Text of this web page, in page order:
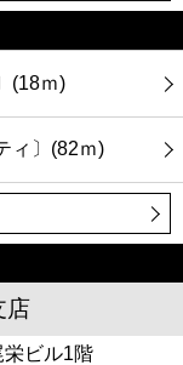
(18ｍ)
ィ〕(82ｍ)
店
栄ビル1階